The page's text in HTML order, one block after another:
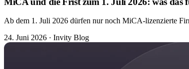
Ab dem 1. Juli 2026 dürfen nur noch MiCA-lizenzierte
24. Juni 2026 · Invity Blog